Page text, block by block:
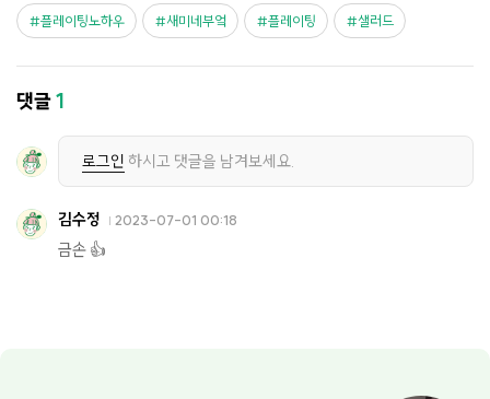
플레이팅노하우 새미네부엌 플레이팅 샐러드
댓글1
로그인 하시고 댓글을 남겨보세요.
김수정 2023-07-01 00:18
금손 👍